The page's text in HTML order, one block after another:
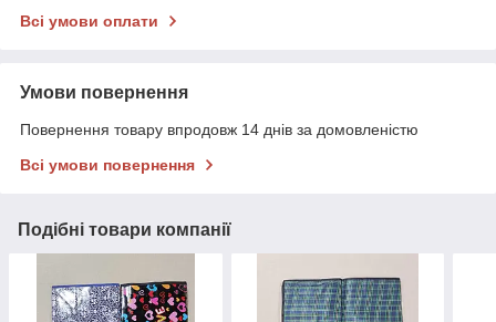
Всі умови оплати
Умови повернення
Повернення товару впродовж 14 днів за домовленістю
Всі умови повернення
Подібні товари компанії